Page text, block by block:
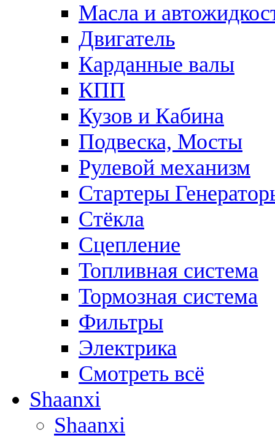
Масла и
Двигатель
Карданные валы
КПП
Кузов и Кабина
Подвеска, Мосты
Рулевой механизм
Стартеры
Стёкла
Сцепление
Топливная система
Тормозная система
Фильтры
Электрика
Смотреть всё
Shaanxi
Shaanxi